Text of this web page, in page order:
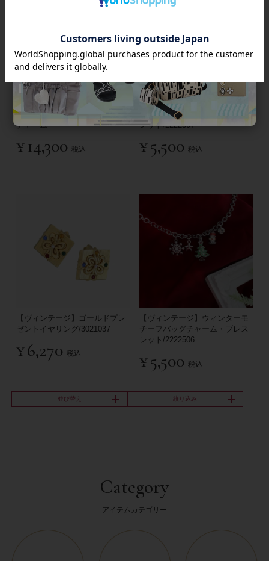
【ヴィンテージ】アソーテッド
モチーフブレスレット・バッグ
チャーム
¥ 14,300 税込
【ヴィンテージ】ウィンターモ
チーフバッグチャーム・ブレス
レット/2222507
¥5,500 税込
【ヴィンテージ】ゴールドプレ
ゼントイヤリング/3021037
¥6,270 税込
【ヴィンテージ】ウィンターモ
チーフバッグチャーム・ブレス
レット/2222506
¥5,500 税込
並び替え 絞り込み
Category
アイテムカテゴリー